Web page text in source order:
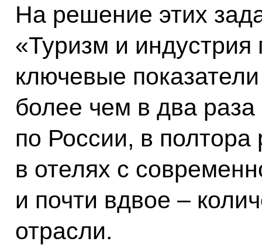
На решение этих
«Туризм и индустрия
ключевые
более чем в два
по России, в
в отелях с
и почти вдвое –
отрасли.